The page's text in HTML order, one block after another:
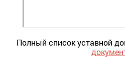
Полный список уставной